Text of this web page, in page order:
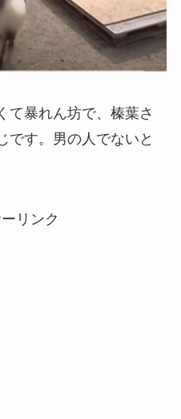
て暴れん坊で、榛葉さ
です。男の人でないと
リンク